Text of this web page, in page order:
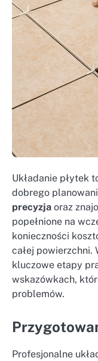
Układanie płytek
dobrego
precyzja oraz
popełnione na
konieczności
całej powierzchni.
kluczowe etapy
wskazówkach,
problemów.
Profesjonalne